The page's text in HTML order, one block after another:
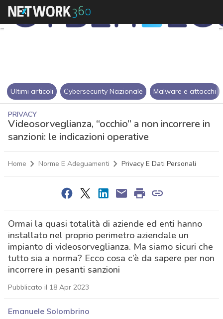
Ultimi articoli Cybersecurity Nazionale Malware e attacchi
PRIVACY
Videosorveglianza, “occhio” a non incorrere in
sanzioni: le indicazioni operative
Home Norme E Adeguamenti Privacy E Dati Personali
Ormai la quasi totalità di aziende ed enti hanno
installato nel proprio perimetro aziendale un
impianto di videosorveglianza. Ma siamo sicuri che
tutto sia a norma? Ecco cosa c’è da sapere per non
incorrere in pesanti sanzioni
Pubblicato il 18 Apr 2023
Emanuele Solombrino